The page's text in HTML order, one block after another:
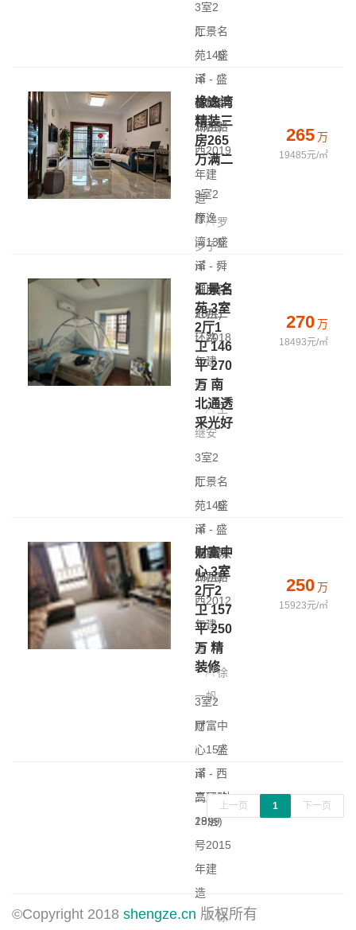
3室2
厅
|
146
㎡
|
低层(共
18层)
|
2019
年建
造
罗
罗子
汇景名
苑
盛
泽 - 盛
泽镇舜
湖西路
西
橡逸湾
精装三
房265
万满二
3室2
厅
|
136
㎡
|
低层(共
28层)
|
2018
年建
造
王
继安
橡逸
湾
盛
泽 - 舜
湖西路,
近西二
环路
265万
19485元/㎡
汇景名
苑 3室
2厅1
卫 146
平 270
万 南
北通透
采光好
3室2
厅
|
146
㎡
|
低层(共
15层)
|
2012
年建
造
徐
一帆
汇景名
苑
盛
泽 - 盛
泽镇舜
湖西路
西
270万
18493元/㎡
财富中
心 3室
2厅2
卫 157
平 250
万 精
装修
3室2
厅
|
157
㎡
|
高层(共
28层)
|
2015
年建
造
徐
财富中
心
盛
泽 - 西
二环路
1999
号
250万
15923元/㎡
上一页 1 下一页
©Copyright 2018 shengze.cn 版权所有